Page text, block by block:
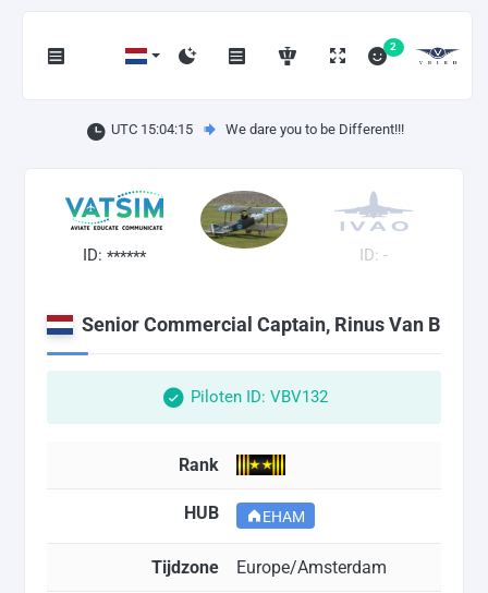
2
UTC 15:04:15 We dare you to be Different!!!
ID: ****** ID: -
Senior Commercial Captain, Rinus Van B
Piloten ID: VBV132
Rank
HUB EHAM
Tijdzone Europe/Amsterdam